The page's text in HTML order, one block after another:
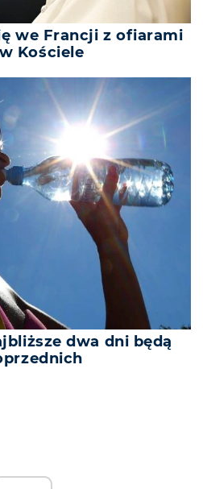
we Francji z ofiarami
Kościele
dwa dni będą